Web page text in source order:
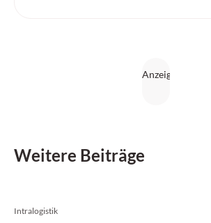
Diese Entwicklungen werden nicht nur
Weitere Beiträge
Intralogistik